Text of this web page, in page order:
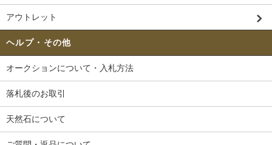
アウトレット
ヘルプ・その他
オークションについて・入札方法
落札後のお取引
天然石について